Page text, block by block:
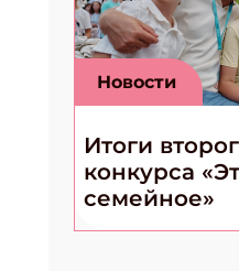
Новости
Итоги
конкурса
семейное»